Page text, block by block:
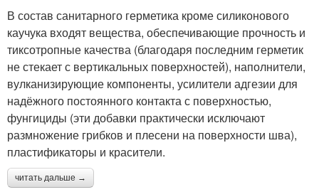
В состав санитарного герметика кроме силиконового
каучука входят вещества, обеспечивающие прочность и
тиксотропные качества (благодаря последним герметик
не стекает с вертикальных поверхностей), наполнители,
вулканизирующие компоненты, усилители адгезии для
надёжного постоянного контакта с поверхностью,
фунгициды (эти добавки практически исключают
размножение грибков и плесени на поверхности шва),
пластификаторы и красители.
читать дальше →